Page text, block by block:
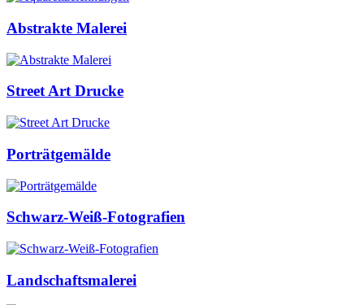
Abstrakte Malerei
Street Art Drucke
Porträtgemälde
Schwarz-Weiß-Fotografien
Landschaftsmalerei